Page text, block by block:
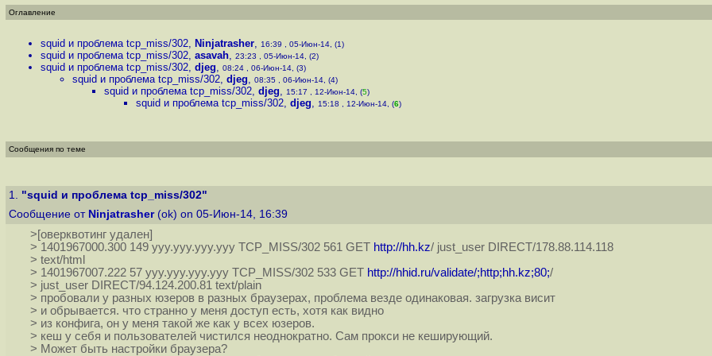
Оглавление
squid и проблема tcp_miss/302, Ninjatrasher, 16:39 , 05-Июн-14, (1)
squid и проблема tcp_miss/302, asavah, 23:23 , 05-Июн-14, (2)
squid и проблема tcp_miss/302, djeg, 08:24 , 06-Июн-14, (3)
squid и проблема tcp_miss/302, djeg, 08:35 , 06-Июн-14, (4)
squid и проблема tcp_miss/302, djeg, 15:17 , 12-Июн-14, (5)
squid и проблема tcp_miss/302, djeg, 15:18 , 12-Июн-14, (6)
Сообщения по теме
1. "squid и проблема tcp_miss/302"
Сообщение от Ninjatrasher(ok) on 05-Июн-14, 16:39
>[оверквотинг удален]
> 1401967000.300 149 ууу.ууу.ууу.ууу TCP_MISS/302 561 GET http://hh.kz/ just_user DIRECT/178.88.114.118
> text/html
> 1401967007.222 57 ууу.ууу.ууу.ууу TCP_MISS/302 533 GET http://hhid.ru/validate/;http;hh.kz;80;/
> just_user DIRECT/94.124.200.81 text/plain
> пробовали у разных юзеров в разных браузерах, проблема везде одинаковая. загрузка висит
> и обрывается. что странно у меня доступ есть, хотя как видно
> из конфига, он у меня такой же как у всех юзеров.
> кеш у себя и пользователей чистился неоднократно. Сам прокси не кеширующий.
> Может быть настройки браузера?